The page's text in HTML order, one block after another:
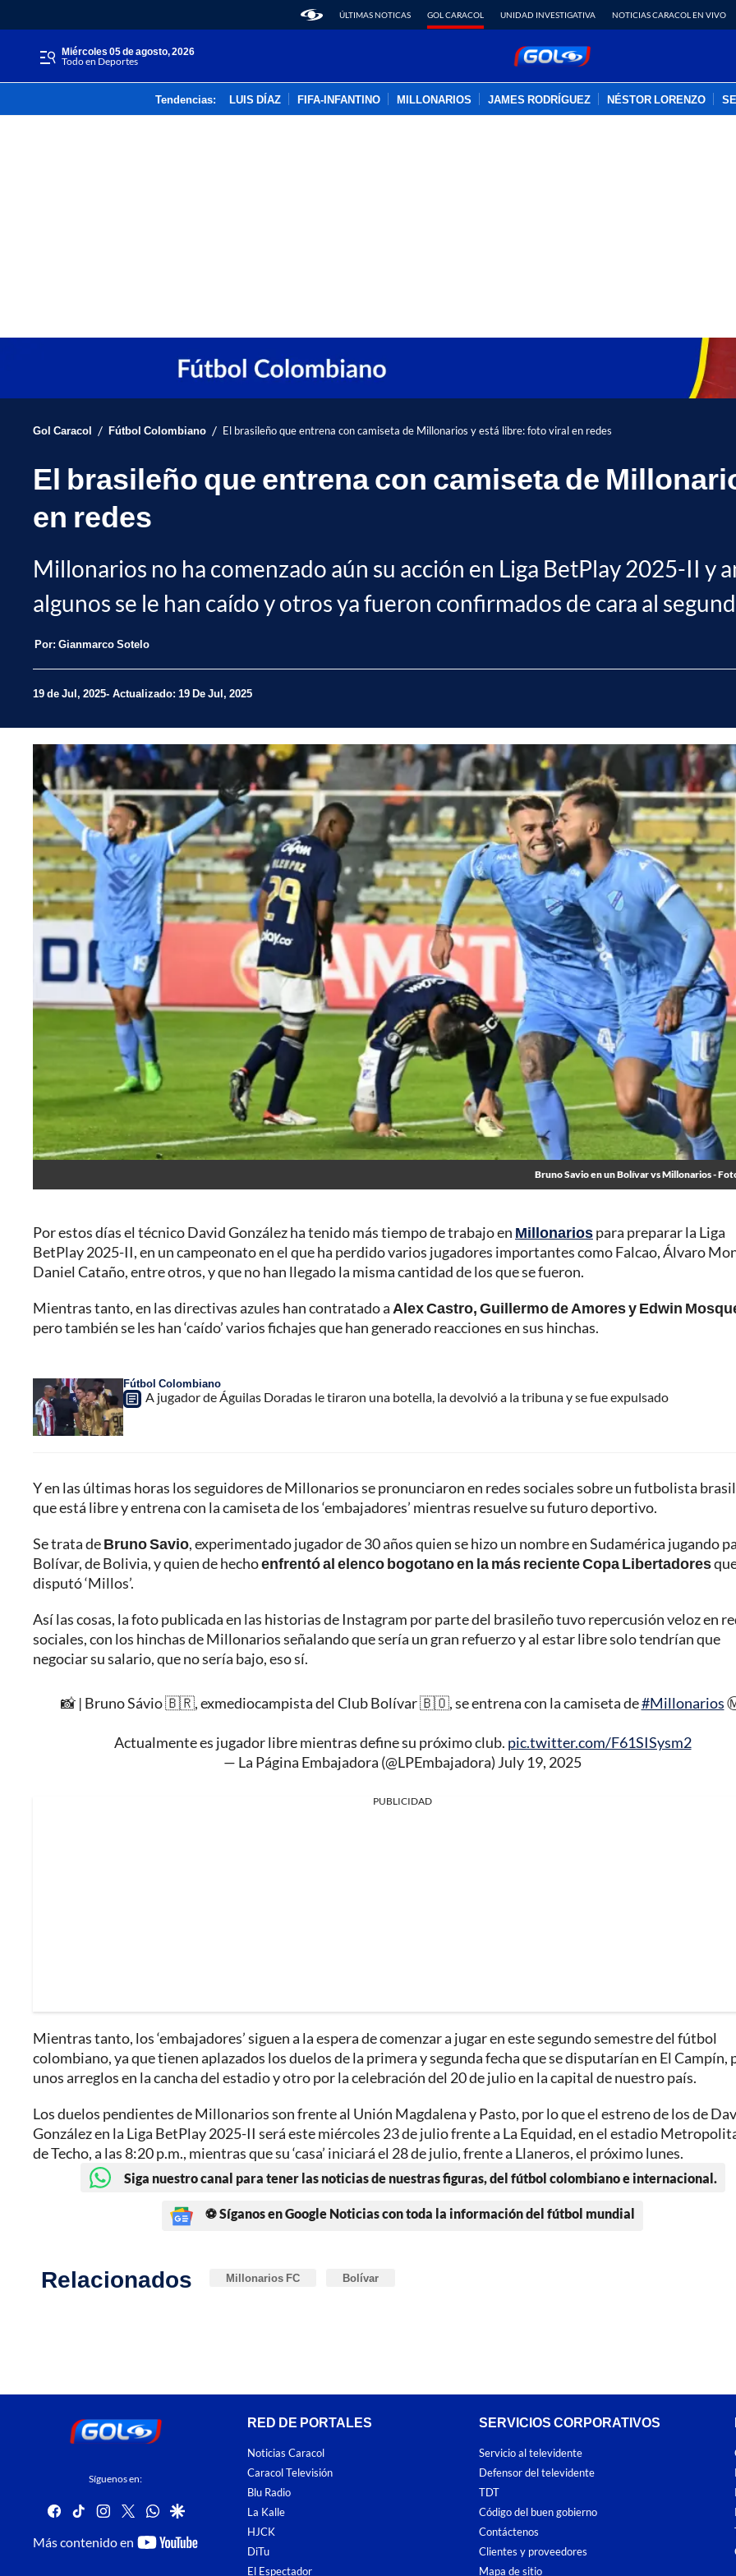
ÚLTIMAS NOTICAS GOL CARACOL UNIDAD INVESTIGATIVA NOTICIAS CARACOL EN VIVO
miércoles 05 de agosto, 2026
Todo en Deportes
Tendencias: LUIS DÍAZ FIFA-INFANTINO MILLONARIOS JAMES RODRÍGUEZ NÉSTOR LORENZO
Gol Caracol / Fútbol Colombiano / El brasileño que entrena con camiseta de Millonarios y está libre: foto viral en redes
El brasileño que entrena con camiseta de
en redes
Millonarios no ha comenzado aún su acción en Liga BetPlay 2025-II y
algunos se le han caído y otros ya fueron confirmados de cara al
Por: Gianmarco Sotelo
19 de Jul, 2025 Actualizado: 19 De Jul, 2025
Bruno Savio en un Bolívar vs Millonarios -
Por estos días el técnico David González ha tenido más tiempo de trabajo en Millonariospara preparar la Liga
BetPlay 2025-II, en un campeonato en el que ha perdido varios jugadores importantes como Falcao, Álvaro
Daniel Cataño, entre otros, y que no han llegado la misma cantidad de los que se fueron.
Mientras tanto, en las directivas azules han contratado a Alex Castro, Guillermo de Amores y Edwin
pero también se les han ‘caído’ varios fichajes que han generado reacciones en sus hinchas.
Fútbol Colombiano
A jugador de Águilas Doradas le tiraron una botella, la devolvió a la tribuna y se fue expulsado
Y en las últimas horas los seguidores de Millonarios se pronunciaron en redes sociales sobre un futbolista
que está libre y entrena con la camiseta de los ‘embajadores’ mientras resuelve su futuro deportivo.
Se trata deBruno Savio, experimentado jugador de 30 años quien se hizo un nombre en Sudamérica jugando
Bolívar, de Bolivia, y quien de hechoenfrentó al elenco bogotano en la más reciente Copa Libertadores
disputó ‘Millos’.
Así las cosas, la foto publicada en las historias de Instagram por parte del brasileño tuvo repercusión veloz en
sociales, con los hinchas de Millonarios señalando que sería un gran refuerzo y al estar libre solo tendrían que
negociar su salario, que no sería bajo, eso sí.
📸 | Bruno Sávio 🇧🇷, exmediocampista del Club Bolívar 🇧🇴, se entrena con la camiseta de#Millonarios
Actualmente es jugador libre mientras define su próximo club. pic.twitter.com/F61SISysm2
— La Página Embajadora (@LPEmbajadora) July 19, 2025
PUBLICIDAD
Mientras tanto, los ‘embajadores’ siguen a la espera de comenzar a jugar en este segundo semestre del fútbol
colombiano, ya que tienen aplazados los duelos de la primera y segunda fecha que se disputarían en El Campín,
unos arreglos en la cancha del estadio y otro por la celebración del 20 de julio en la capital de nuestro país.
Los duelos pendientes de Millonarios son frente al Unión Magdalena y Pasto, por lo que el estreno de los de
González en la Liga BetPlay 2025-II será este miércoles 23 de julio frente a La Equidad, en el estadio
de Techo, a las 8:20 p.m., mientras que su ‘casa’ iniciará el 28 de julio, frente a Llaneros, el próximo lunes.
Siga nuestro canal para tener las noticias de nuestras figuras, del fútbol colombiano e internacional.
⚽ Síganos en Google Noticias con toda la información del fútbol mundial
Relacionados Millonarios FC Bolívar
Síguenos en:
facebook
tiktokinstagram
twitterwhatsapp
google
Más contenido en
youtube-
RED DE PORTALES
Noticias Caracol
Caracol Televisión
Blu Radio
La Kalle
HJCK
DiTu
El Espectador
SERVICIOS CORPORATIVOS
Servicio al televidente
Defensor del televidente
TDT
Código del buen gobierno
Contáctenos
Clientes y proveedores
Mapa de sitio